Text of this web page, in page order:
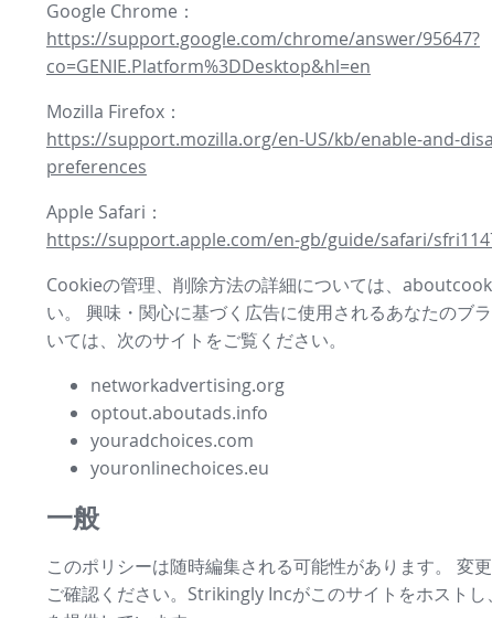
Google Chrome：
https://support.google.com/chrome/answer/95647?
co=GENIE.Platform%3DDesktop&hl=en
Mozilla Firefox：
https://support.mozilla.org/en-US/kb/enable-and-
preferences
Apple Safari：
https://support.apple.com/en-gb/guide/safari/
Cookieの管理、削除方法の詳細については、
い。 興味・関心に基づく広告に使用されるあなたのブ
いては、次のサイトをご覧ください。
networkadvertising.org
optout.aboutads.info
youradchoices.com
youronlinechoices.eu
一般
このポリシーは随時編集される可能性があります。 変
ご確認ください。Strikingly Incがこのサイトをホスト